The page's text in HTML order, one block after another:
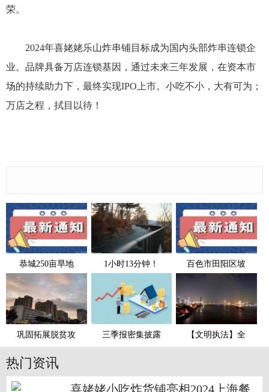
荣。
2024年喜姥姥乐山炸串铺目标成为国内头部炸串连锁企
业。品牌具备万店连锁基因，通过未来三年发展，在资本市
场的持续助力下，最终实现IPO上市。小吃不小，大有可为；
万店之程，拭目以待！
恭城250亩旱地 1小时13分钟！ 百色市田阳区坡
巩固拓展脱贫攻 三季报密集披露 【文明执法】全
热门资讯
喜姥姥小吃炸货铺亮相2024上海餐